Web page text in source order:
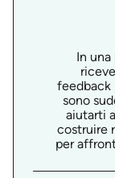
In
feedback
sono
aiutarti
costruire
per